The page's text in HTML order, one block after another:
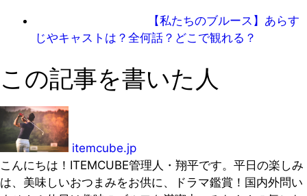
【私たちのブルース】あらす
じやキャストは？全何話？どこで観れる？
この記事を書いた人
itemcube.jp
こんにちは！ITEMCUBE管理人・翔平です。平日の楽しみ
は、美味しいおつまみをお供に、ドラマ鑑賞！国内外問い